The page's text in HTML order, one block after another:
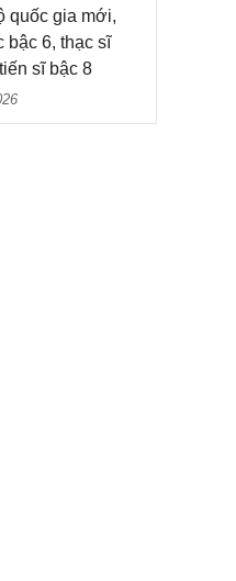
quốc gia mới,
bậc 6, thạc sĩ
sĩ bậc 8